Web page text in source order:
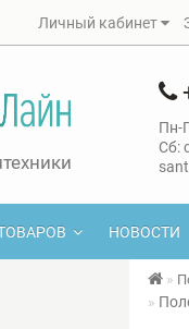
Личный кабинет
Пн-
Сб:
НОВОСТИ